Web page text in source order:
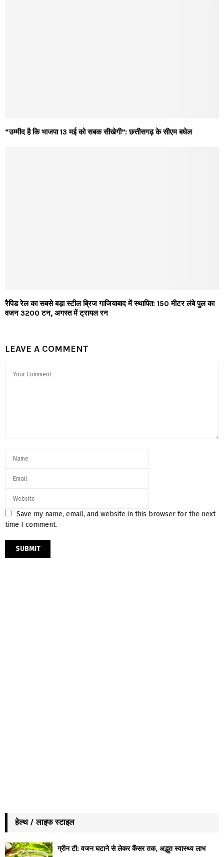
“उम्मीद है कि भाजपा 13 मई को सबक सीखेगी”: छत्तीसगढ़ के सीएम बघेल
रैपिड रेल का सबसे बड़ा स्टील ब्रिज गाजियाबाद में स्थापित: 150 मीटर लंबे पुल का
वजन 3200 टन, अगस्त में ट्रायल रन
LEAVE A COMMENT
Save my name, email, and website in this browser for the next
time I comment.
हेल्थ / लाइफ स्टाइल
ग्रीन टी: वजन घटाने से लेकर कैंसर तक, अद्भुत स्वास्थ्य लाभ